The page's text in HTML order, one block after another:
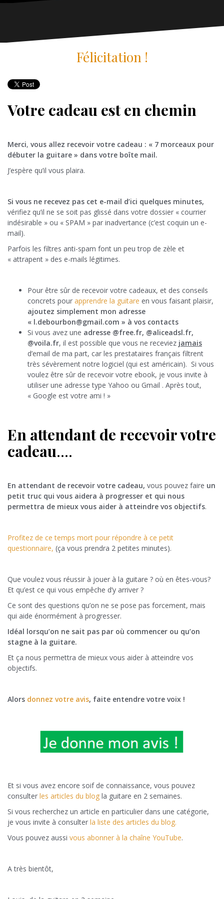
Félicitation !
Votre cadeau est en chemin
Merci, vous allez recevoir votre cadeau : « 7 morceaux pour
débuter la guitare » dans votre boîte mail.
J’espère qu’il vous plaira.
Si vous ne recevez pas cet e-mail d’ici quelques minutes,
vérifiez qu’il ne se soit pas glissé dans votre dossier « courrier
indésirable » ou « SPAM » par inadvertance (c’est coquin un e-
mail).
Parfois les filtres anti-spam font un peu trop de zèle et
« attrapent » des e-mails légitimes.
Pour être sûr de recevoir votre cadeaux, et des conseils
concrets pour apprendre la guitare en vous faisant plaisir,
ajoutez simplement mon adresse
« l.debourbon@gmail.com » à vos contacts
Si vous avez une adresse @free.fr, @aliceadsl.fr,
@voila.fr, il est possible que vous ne receviez jamais
d’email de ma part, car les prestataires français filtrent
très sévèrement notre logiciel (qui est américain). Si vous
voulez être sûr de recevoir votre ebook, je vous invite à
utiliser une adresse type Yahoo ou Gmail . Après tout,
« Google est votre ami ! »
En attendant de recevoir votre
cadeau….
En attendant de recevoir votre cadeau, vous pouvez faire un
petit truc qui vous aidera à progresser et qui nous
permettra de mieux vous aider à atteindre vos objectifs.
Profitez de ce temps mort pour répondre à ce petit
questionnaire, (ça vous prendra 2 petites minutes).
Que voulez vous réussir à jouer à la guitare ? où en êtes-vous?
Et qu’est ce qui vous empêche d’y arriver ?
Ce sont des questions qu’on ne se pose pas forcement, mais
qui aide énormément à progresser.
Idéal lorsqu’on ne sait pas par où commencer ou qu’on
stagne à la guitare.
Et ça nous permettra de mieux vous aider à atteindre vos
objectifs.
Alors donnez votre avis, faite entendre votre voix !
Et si vous avez encore soif de connaissance, vous pouvez
consulter les articles du blog la guitare en 2 semaines.
Si vous recherchez un article en particulier dans une catégorie,
je vous invite à consulter la liste des articles du blog.
Vous pouvez aussi vous abonner à la chaîne YouTube.
A très bientôt,